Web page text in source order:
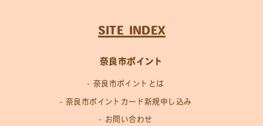
SITE INDEX
奈良市ポイント
奈良市ポイントとは
奈良市ポイントカード新規申し込み
お問い合わせ